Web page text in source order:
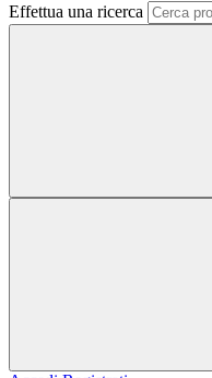
Effettua una ricerca